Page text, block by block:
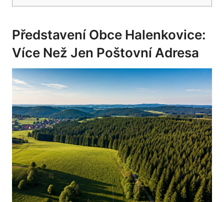
Představení Obce Halenkovice:
Více Než Jen Poštovní Adresa